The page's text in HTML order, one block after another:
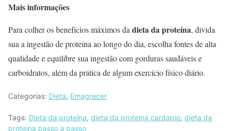
Mais informações
Para colher os benefícios máximos da dieta da proteína, divida
sua a ingestão de proteína ao longo do dia, escolha fontes de alta
qualidade e equilibre sua ingestão com gorduras saudáveis ​​e
carboidratos, além da prática de algum exercício físico diário.
Categorias: Dieta, Emagrecer
Tags: Dieta da proteína, dieta da proteina cardapio, dieta da
proteina passo a passo